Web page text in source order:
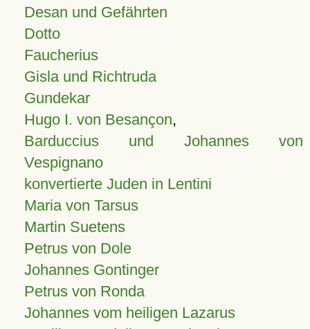
Desan und Gefährten
Dotto
Faucherius
Gisla und Richtruda
Gundekar
Hugo I. von Besançon,
Barduccius und Johannes von
Vespignano
konvertierte Juden in Lentini
Maria von Tarsus
Martin Suetens
Petrus von Dole
Johannes Gontinger
Petrus von Ronda
Johannes vom heiligen Lazarus